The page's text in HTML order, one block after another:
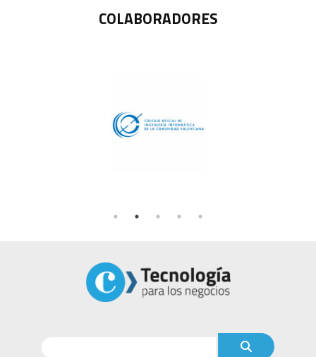
COLABORADORES